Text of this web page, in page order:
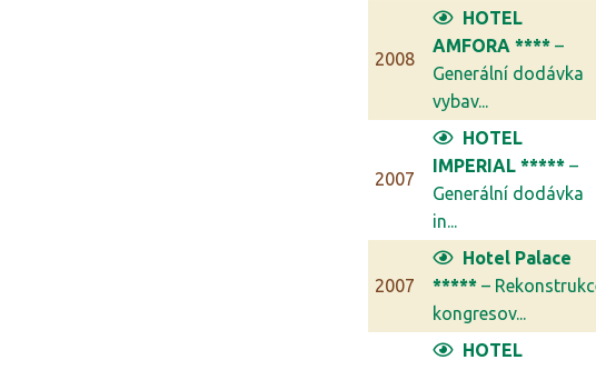
2008
HOTEL
AMFORA **** –
Generální dodávka
vybav...
2007
HOTEL
IMPERIAL ***** –
Generální dodávka
in...
2007
Hotel Palace
***** –
kongresov...
HOTEL